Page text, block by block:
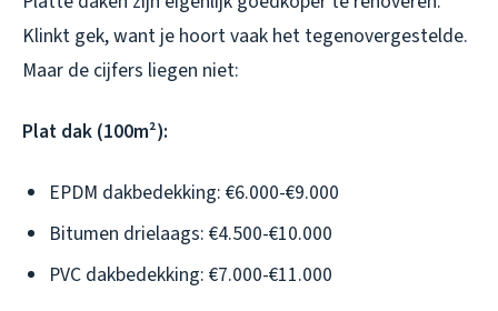
Klinkt gek, want je hoort vaak het tegenovergestelde.
Maar de cijfers liegen niet:
Plat dak (100m²):
EPDM dakbedekking: €6.000-€9.000
Bitumen drielaags: €4.500-€10.000
PVC dakbedekking: €7.000-€11.000